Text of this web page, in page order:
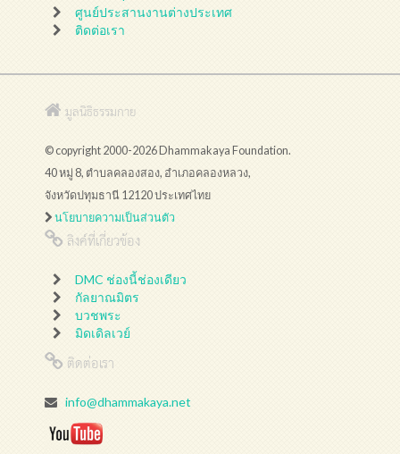
ศูนย์ประสานงานต่างประเทศ
ติดต่อเรา
มูลนิธิธรรมกาย
© copyright 2000-2026 Dhammakaya Foundation.
40 หมู่ 8, ตำบลคลองสอง, อำเภอคลองหลวง,
จังหวัดปทุมธานี 12120 ประเทศไทย
นโยบายความเป็นส่วนตัว
ลิงค์ที่เกี่ยวข้อง
DMC ช่องนี้ช่องเดียว
กัลยาณมิตร
บวชพระ
มิดเดิลเวย์
ติดต่อเรา
info@dhammakaya.net